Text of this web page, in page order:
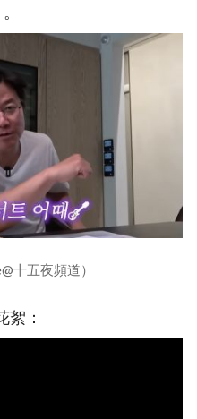
十五夜頻道）
：